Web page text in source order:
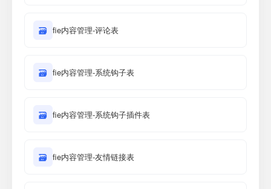
🗃 fie内容管理-评论表
🗃 fie内容管理-系统钩子表
🗃 fie内容管理-系统钩子插件表
🗃 fie内容管理-友情链接表